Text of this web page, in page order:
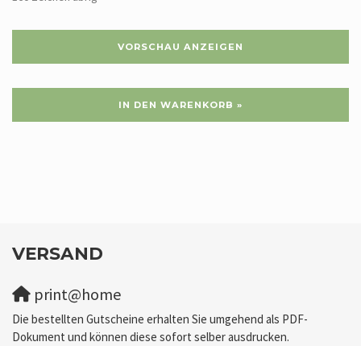
VORSCHAU ANZEIGEN
IN DEN WARENKORB »
VERSAND
print@home
Die bestellten Gutscheine erhalten Sie umgehend als PDF-
Dokument und können diese sofort selber ausdrucken.